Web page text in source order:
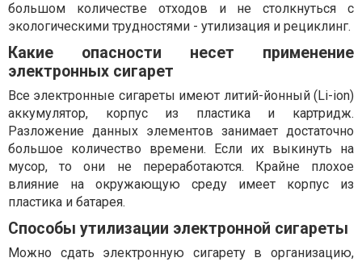
большом количестве отходов и не столкнуться с
экологическими трудностями - утилизация и рециклинг.
Какие опасности несет применение
электронных сигарет
Все электронные сигареты имеют литий-йонный (Li-ion)
аккумулятор, корпус из пластика и картридж.
Разложение данных элементов занимает достаточно
большое количество времени. Если их выкинуть на
мусор, то они не переработаются. Крайне плохое
влияние на окружающую среду имеет корпус из
пластика и батарея.
Способы утилизации электронной сигареты
Можно сдать электронную сигарету в организацию,